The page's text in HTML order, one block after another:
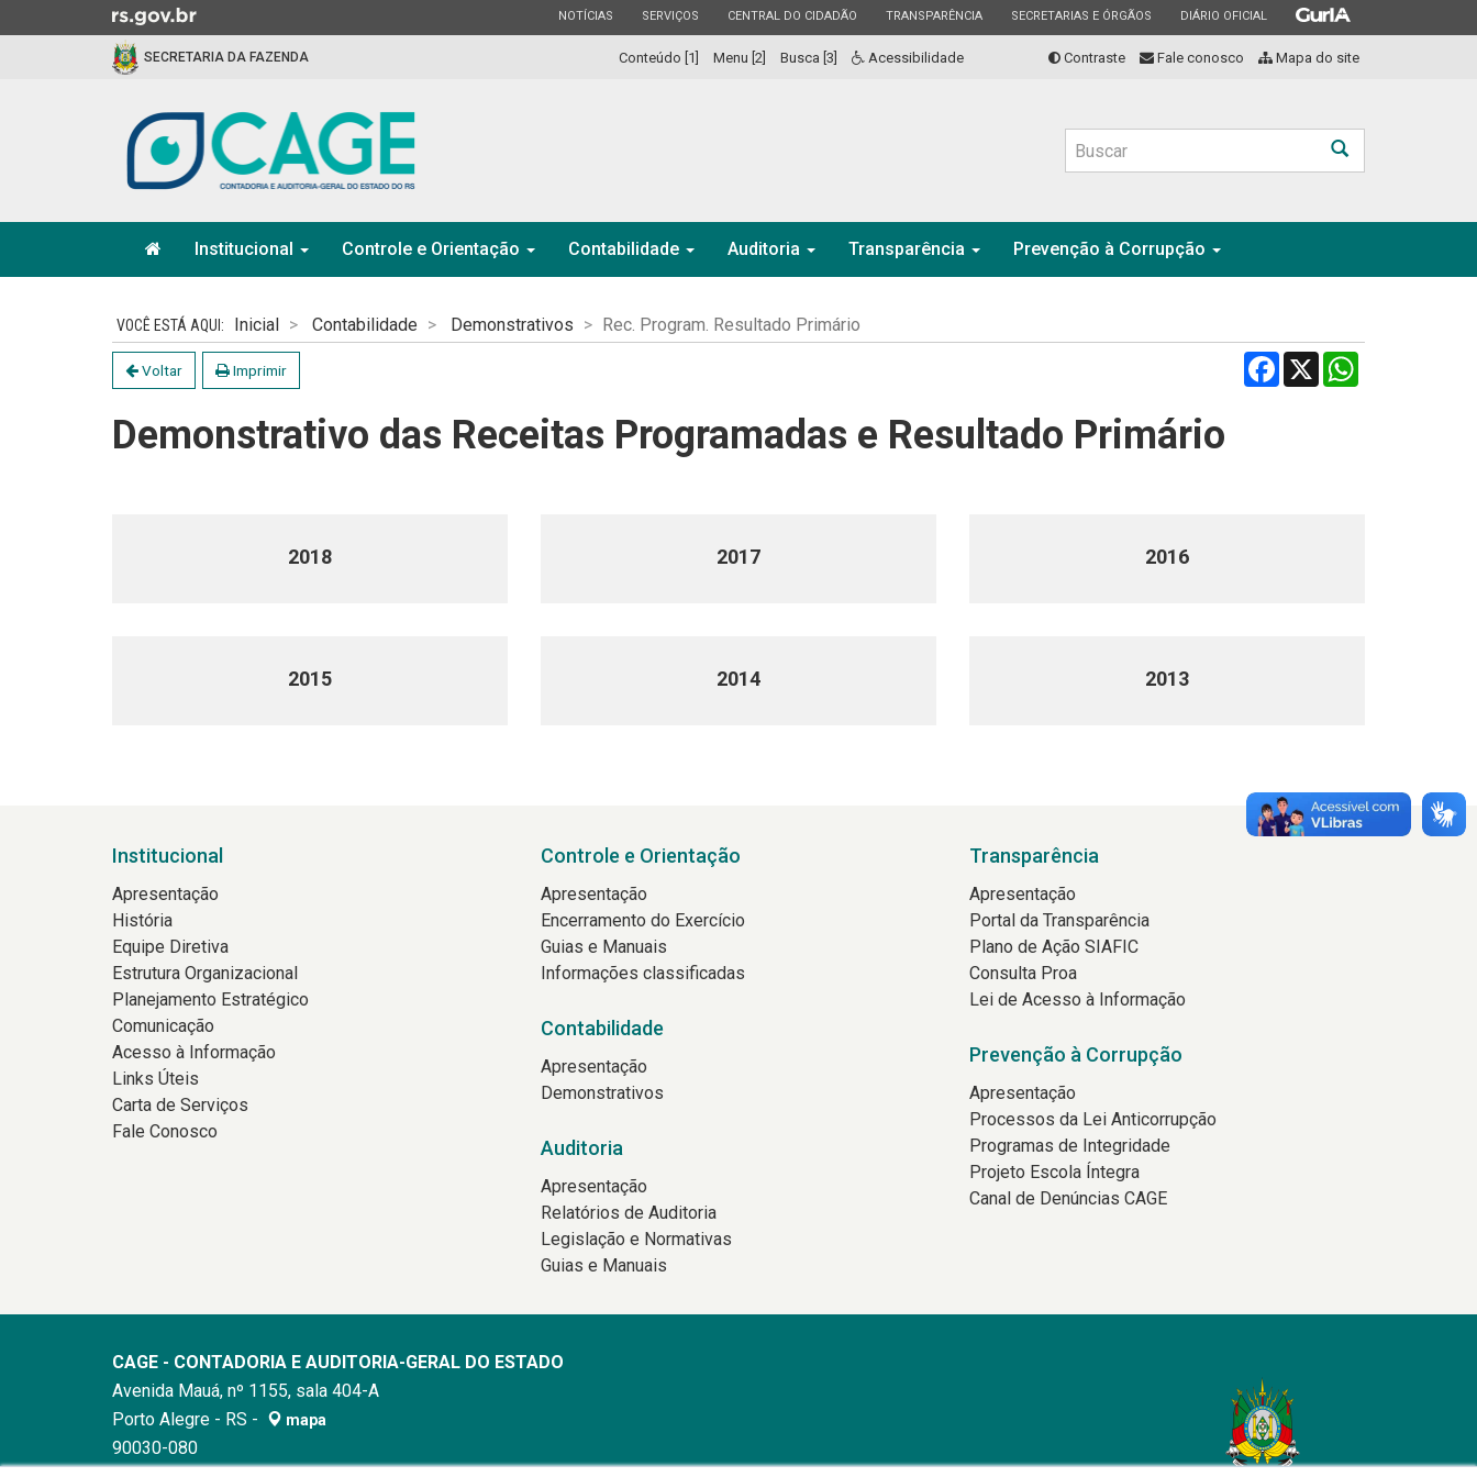
para
Ir
a
ESTADO
NOTÍCIAS ESTADO
SERVIÇOS ESTADO
CENTRAL DO CIDADÃO ESTADO
TRANSPARÊNCIA ESTADO
SECRETARIAS E ÓRGÃOS ESTADO
DIÁRIO OFICIAL ESTADO
SECRETARIA DA FAZENDA Conteúdo [1] Menu [2] Busca [3] Acessibilidade Contraste Fale conosco Mapa do site
Buscar
Institucional Controle e Orientação Contabilidade Auditoria Transparência
Prevenção à Corrupção
Inicial Contabilidade Demonstrativos Rec. Program. Resultado Primário
Voltar Imprimir Facebook
X
Demonstrativo das Receitas Programadas e Resultado Primário
2018 2017 2016
2015 2014 2013
Institucional
Apresentação
História
Equipe Diretiva
Estrutura Organizacional
Planejamento Estratégico
Comunicação
Acesso à Informação
Links Úteis
Carta de Serviços
Fale Conosco
Controle e Orientação
Apresentação
Encerramento do Exercício
Guias e Manuais
Informações classificadas
Contabilidade
Apresentação
Demonstrativos
Auditoria
Apresentação
Relatórios de Auditoria
Legislação e Normativas
Guias e Manuais
Transparência
Apresentação
Portal da Transparência
Plano de Ação SIAFIC
Consulta Proa
Lei de Acesso à Informação
Prevenção à Corrupção
Apresentação
Processos da Lei Anticorrupção
Programas de Integridade
Projeto Escola Íntegra
Canal de Denúncias CAGE
CAGE - CONTADORIA E AUDITORIA-GERAL DO ESTADO
Avenida Mauá, nº 1155, sala 404-A
Porto Alegre - RS -
mapa
90030-080